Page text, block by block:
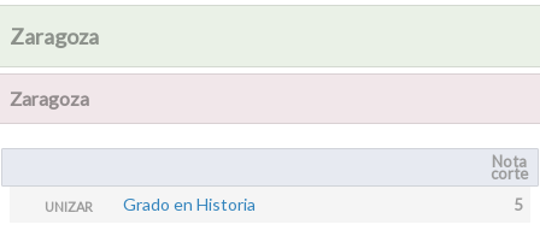
Zaragoza
Zaragoza
Nota
corte
UNIZAR Grado en Historia 5